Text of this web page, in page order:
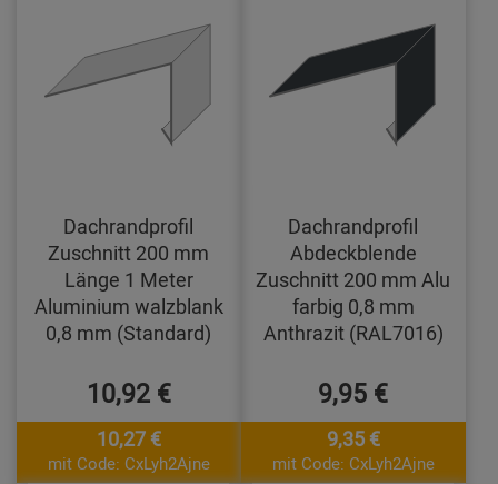
Dachrandprofil
Zuschnitt 200 mm
Länge 1 Meter
Aluminium walzblank
0,8 mm (Standard)
10,92 €
10,27 €
mit Code: CxLyh2Ajne
Dachrandprofil
Abdeckblende
Zuschnitt 200 mm Alu
farbig 0,8 mm
Anthrazit (RAL7016)
9,95 €
9,35 €
mit Code: CxLyh2Ajne